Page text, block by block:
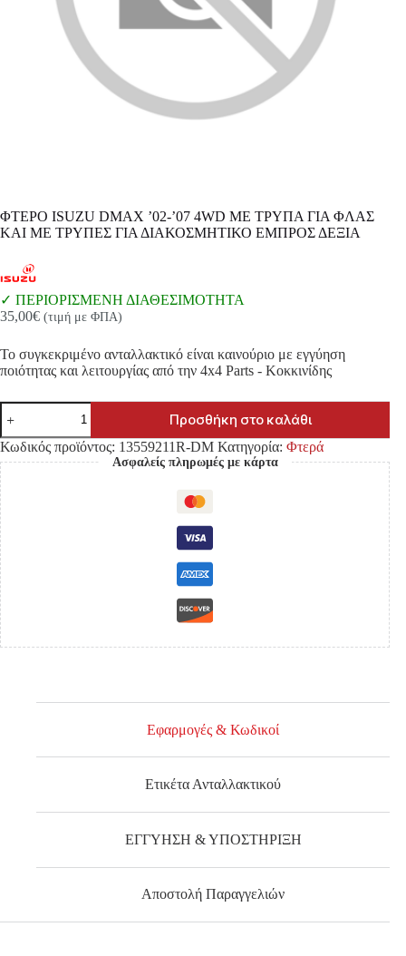
ΦΤΕΡΟ ISUZU DMAX ’02-’07 4WD ΜΕ ΤΡΥΠΑ ΓΙΑ ΦΛΑΣ
ΚΑΙ ΜΕ ΤΡΥΠΕΣ ΓΙΑ ΔΙΑΚΟΣΜΗΤΙΚΟ ΕΜΠΡΟΣ ΔΕΞΙΑ
ΠΕΡΙΟΡΙΣΜΕΝΗ ΔΙΑΘΕΣΙΜΟΤΗΤΑ
35,00€ (τιμή με ΦΠΑ)
Το συγκεκριμένο ανταλλακτικό είναι καινούριο με εγγύηση
ποιότητας και λειτουργίας από την 4x4 Parts - Κοκκινίδης
ΦΤΕΡΟ
ISUZU
DMAX
'02-
'07
4WD
ΜΕ
ΤΡΥΠΑ
ΓΙΑ
ΦΛΑΣ
ΚΑΙ
ΜΕ
ΤΡΥΠΕΣ
ΓΙΑ
ΔΙΑΚΟΣΜΗΤΙΚΟ
ΕΜΠΡΟΣ
Προσθήκη στο καλάθι
Κωδικός προϊόντος: 13559211R-DM Κατηγορία: Φτερά
Ασφαλείς πληρωμές με κάρτα
Εφαρμογές & Κωδικοί
Ετικέτα Ανταλλακτικού
ΕΓΓΥΗΣΗ & ΥΠΟΣΤΗΡΙΞΗ
Αποστολή Παραγγελιών